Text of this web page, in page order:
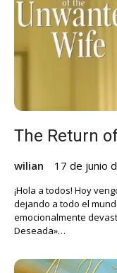
The Return
wilian 17 de junio
¡Hola a todos! Hoy
dejando a todo el
emocionalmente
Deseada»…